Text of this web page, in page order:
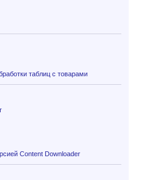
таблиц с товарами
Content Downloader